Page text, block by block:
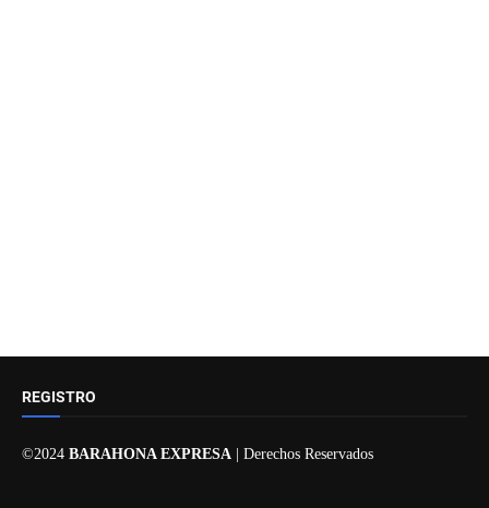
REGISTRO
©2024 BARAHONA EXPRESA | Derechos Reservados